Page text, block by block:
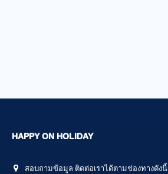
HAPPY ON HOLIDAY
สอบถามข้อมูล ติดต่อเราได้ตามช่องทางดังนี้